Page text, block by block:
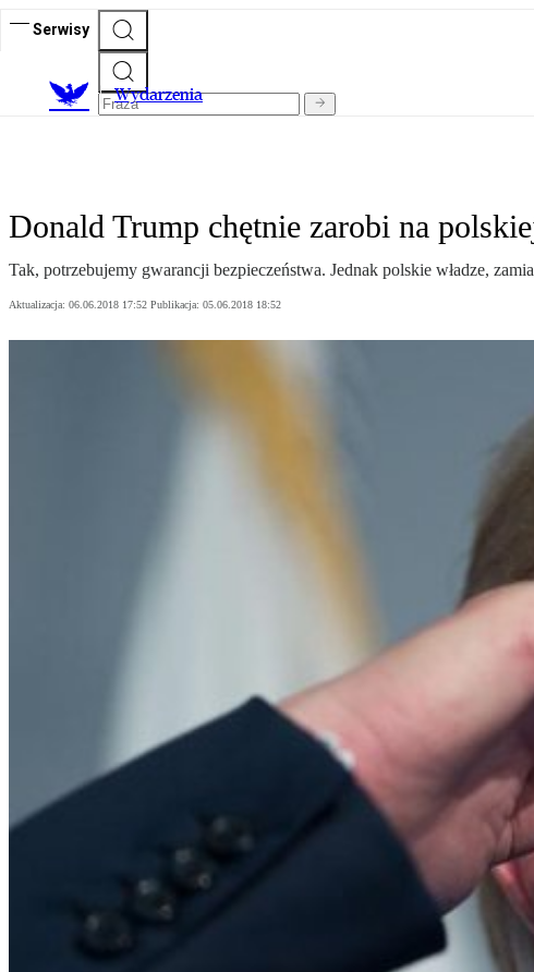
Serwisy
Wydarzenia
Donald Trump chętnie zarobi na
Tak, potrzebujemy gwarancji bezpieczeństwa. Jednak polskie władze,
Aktualizacja: 06.06.2018 17:52 Publikacja: 05.06.2018 18:52